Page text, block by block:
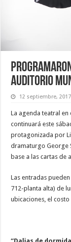
auditorio
12 septiembre, 2017
La agenda teatral en
continuará este
protagonizada por
dramaturgo George
base a las cartas de
Las entradas
712-planta alta) de
ubicaciones, el costo